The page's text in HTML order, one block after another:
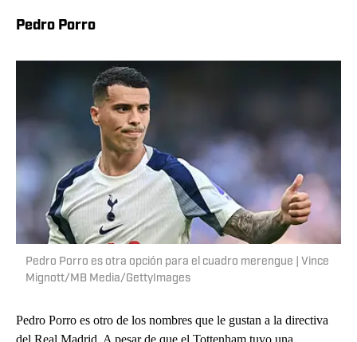
Pedro Porro
Pedro Porro es otra opción para el cuadro merengue | Vince
Mignott/MB Media/GettyImages
Pedro Porro es otro de los nombres que le gustan a la directiva